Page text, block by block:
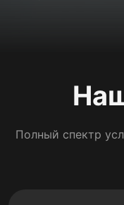
Полный спектр